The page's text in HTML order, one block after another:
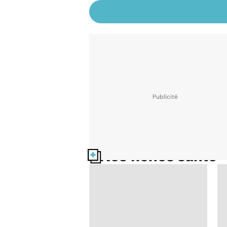
Nos fiches santé